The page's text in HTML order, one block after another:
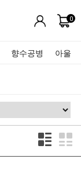
0
향수공병 아울렛